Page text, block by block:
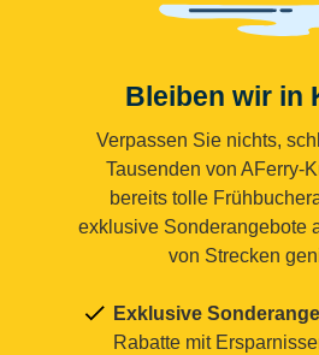
Bleiben wir in
Verpassen Sie nichts,
Tausenden von AFerry-
bereits tolle
exklusive Sonderangebote
von Strecken
Exklusive
Rabatte mit